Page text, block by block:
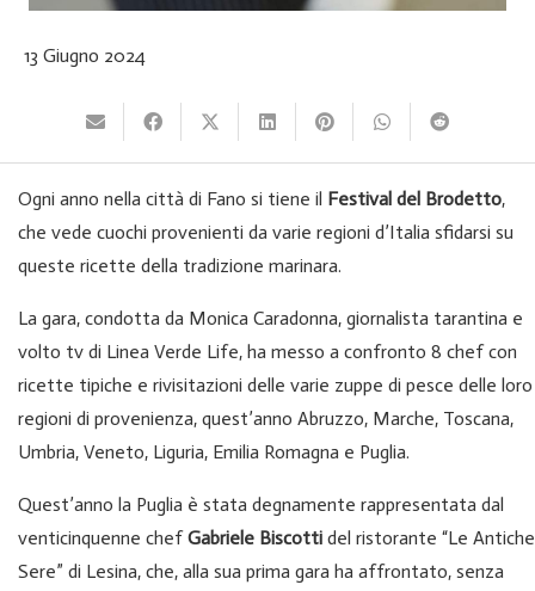
13 Giugno 2024
Ogni anno nella città di Fano si tiene il Festival del Brodetto,
che vede cuochi provenienti da varie regioni d’Italia sfidarsi su
queste ricette della tradizione marinara.
La gara, condotta da Monica Caradonna, giornalista tarantina e
volto tv di Linea Verde Life, ha messo a confronto 8 chef con
ricette tipiche e rivisitazioni delle varie zuppe di pesce delle loro
regioni di provenienza, quest’anno Abruzzo, Marche, Toscana,
Umbria, Veneto, Liguria, Emilia Romagna e Puglia.
Quest’anno la Puglia è stata degnamente rappresentata dal
venticinquenne chefGabriele Biscotti del ristorante “Le Antiche
Sere” di Lesina, che, alla sua prima gara ha affrontato, senza